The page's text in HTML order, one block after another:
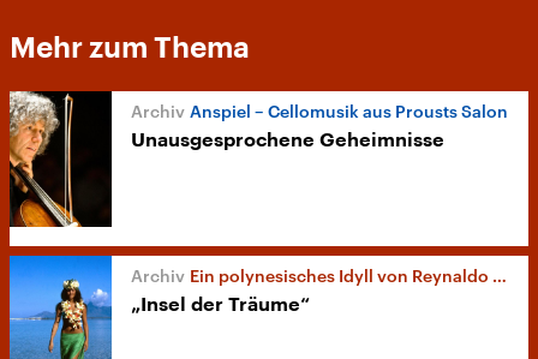
Mehr zum Thema
Anspiel – Cellomusik aus Prousts Salon
Unausgesprochene Geheimnisse
Ein polynesisches Idyll von Reynaldo Hahn
„Insel der Träume“